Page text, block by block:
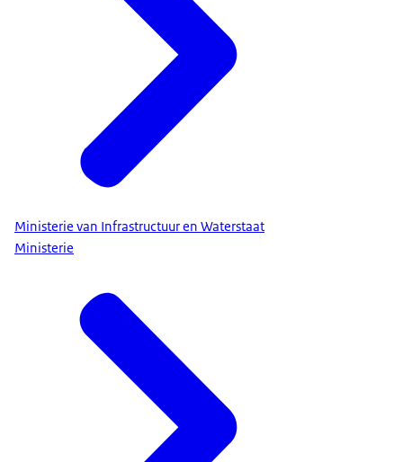
Ministerie van Infrastructuur en Waterstaat
Ministerie